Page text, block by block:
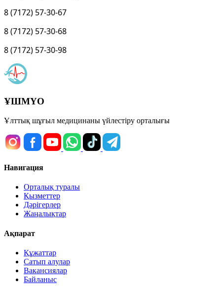
8 (7172) 57-30-67
8 (7172) 57-30-68
8 (7172) 57-30-98
ҰШМҮО
Ұлттық шұғыл медицинаны үйлестіру орталығы
Навигация
Орталық туралы
Қызметтер
Дәрігерлер
Жаңалықтар
Ақпарат
Құжаттар
Сатып алулар
Вакансиялар
Байланыс